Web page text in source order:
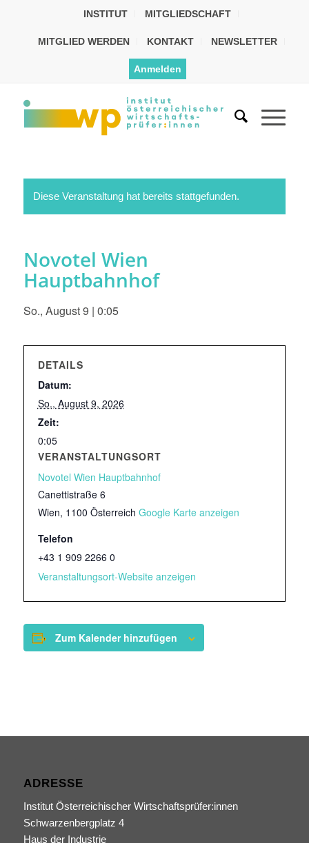
INSTITUT MITGLIEDSCHAFT
MITGLIED WERDEN KONTAKT NEWSLETTER
Anmelden
Diese Veranstaltung hat bereits stattgefunden.
Novotel Wien
Hauptbahnhof
So., August 9 | 0:05
DETAILS
Datum:
So., August 9, 2026
Zeit:
0:05
VERANSTALTUNGSORT
Novotel Wien Hauptbahnhof
Canettistraße 6
Wien, 1100 Österreich Google Karte anzeigen
Telefon
+43 1 909 2266 0
Veranstaltungsort-Website anzeigen
Zum Kalender hinzufügen
ADRESSE
Institut Österreichischer Wirtschaftsprüfer:innen
Schwarzenbergplatz 4
Haus der Industrie